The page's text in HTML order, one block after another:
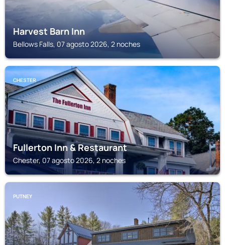
Harvest Barn Inn
Bellows Falls, 07 agosto 2026, 2 noches
CHESTER
Fullerton Inn & Restaurant
Chester, 07 agosto 2026, 2 noches
PUTNEY